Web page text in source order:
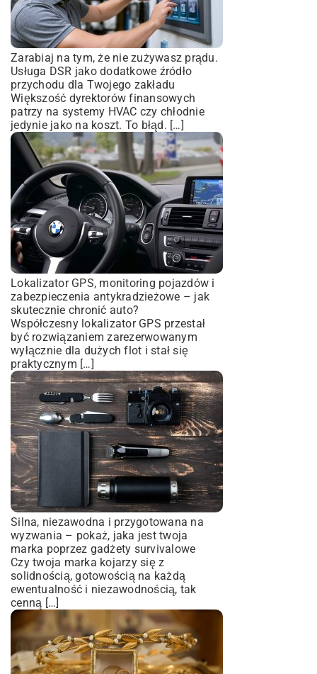
Zarabiaj na tym, że nie zużywasz prądu.
Usługa DSR jako dodatkowe źródło
przychodu dla Twojego zakładu
Większość dyrektorów finansowych
patrzy na systemy HVAC czy chłodnie
jedynie jako na koszt. To błąd. […]
Lokalizator GPS, monitoring pojazdów i
zabezpieczenia antykradzieżowe – jak
skutecznie chronić auto?
Współczesny lokalizator GPS przestał
być rozwiązaniem zarezerwowanym
wyłącznie dla dużych flot i stał się
praktycznym […]
Silna, niezawodna i przygotowana na
wyzwania – pokaż, jaka jest twoja
marka poprzez gadżety survivalowe
Czy twoja marka kojarzy się z
solidnością, gotowością na każdą
ewentualność i niezawodnością, tak
cenną […]